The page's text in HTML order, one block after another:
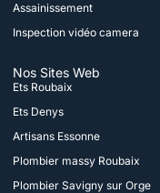
Assainissement
Inspection vidéo camera
Nos Sites Web
Ets Roubaix
Ets Denys
Artisans Essonne
Plombier massy Roubaix
Plombier Savigny sur Orge